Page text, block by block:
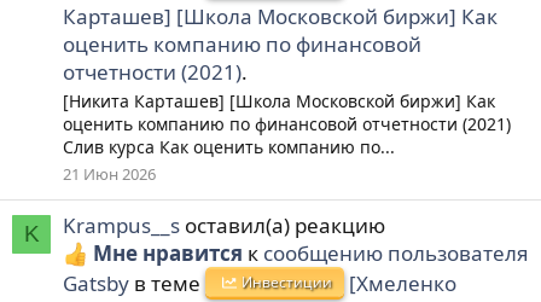
Карташев] [Школа Московской биржи] Как
оценить компанию по финансовой
отчетности (2021).
[Никита Карташев] [Школа Московской биржи] Как
оценить компанию по финансовой отчетности (2021)
Слив курса Как оценить компанию по...
21 Июн 2026
K Krampus__s оставил(а) реакцию
Мне нравится к сообщению пользователя
Gatsby в теме Инвестиции
[Хмеленко